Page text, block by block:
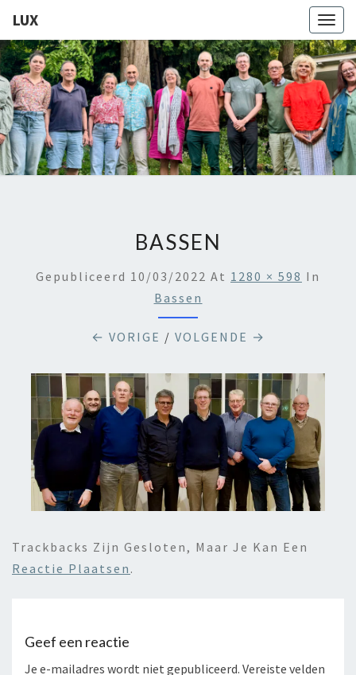
LUX
LUX
Kamerkoor
Onder
Leiding
Van
Angeliki
Ploka
BASSEN
Gepubliceerd 10/03/2022 At 1280 × 598 In
Bassen
← VORIGE / VOLGENDE →
Trackbacks Zijn Gesloten, Maar Je Kan Een
Reactie Plaatsen .
Geef een reactie
Je e-mailadres wordt niet gepubliceerd. Vereiste velden